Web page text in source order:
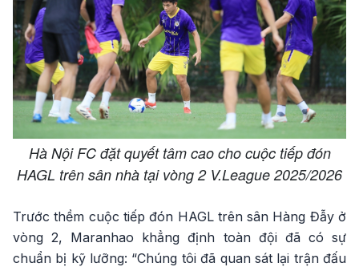
Hà Nội FC đặt quyết tâm cao cho cuộc tiếp đón
HAGL trên sân nhà tại vòng 2 V.League 2025/2026
Trước thềm cuộc tiếp đón HAGL trên sân Hàng Đẫy ở
vòng 2, Maranhao khẳng định toàn đội đã có sự
chuẩn bị kỹ lưỡng: “Chúng tôi đã quan sát lại trận đấu